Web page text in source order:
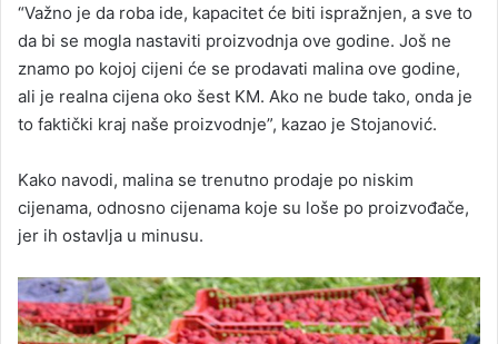
“Važno je da roba ide, kapacitet će biti ispražnjen, a sve to
da bi se mogla nastaviti proizvodnja ove godine. Još ne
znamo po kojoj cijeni će se prodavati malina ove godine,
ali je realna cijena oko šest KM. Ako ne bude tako, onda je
to faktički kraj naše proizvodnje”, kazao je Stojanović.
Kako navodi, malina se trenutno prodaje po niskim
cijenama, odnosno cijenama koje su loše po proizvođače,
jer ih ostavlja u minusu.